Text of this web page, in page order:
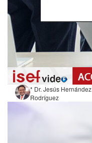
* Dr. Jesús Hernández
Rodríguez